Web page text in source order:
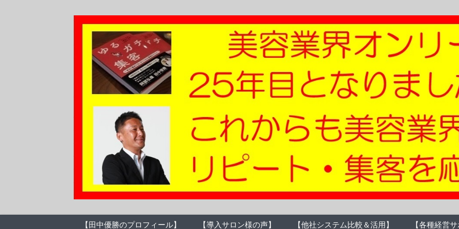
【田中優勝のプロフィール】 【導入サロン様の声】 【他社システム比較＆活用】 【各種経営